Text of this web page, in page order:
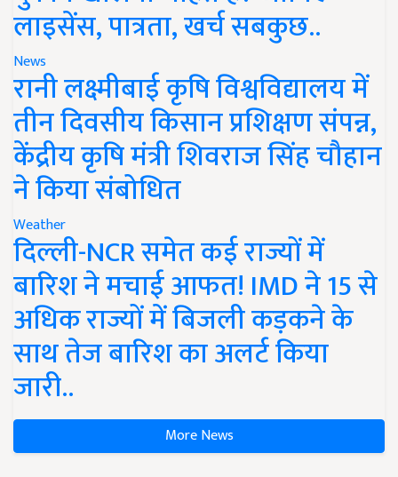
लाइसेंस, पात्रता, खर्च सबकुछ..
News
रानी लक्ष्मीबाई कृषि विश्वविद्यालय में
तीन दिवसीय किसान प्रशिक्षण संपन्न,
केंद्रीय कृषि मंत्री शिवराज सिंह चौहान
ने किया संबोधित
Weather
दिल्ली-NCR समेत कई राज्यों में
बारिश ने मचाई आफत! IMD ने 15 से
अधिक राज्यों में बिजली कड़कने के
साथ तेज बारिश का अलर्ट किया
जारी..
More News